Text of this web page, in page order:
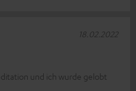
und ich wurde gelobt
18.02.2022